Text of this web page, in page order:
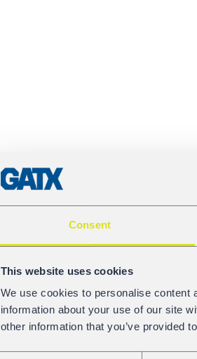
Consent
This website uses cookies
We use cookies to personalise content
information about your use of our site
other information that you’ve provided